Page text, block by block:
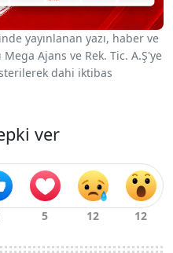
yayınlanan yazı, haber ve
Ajans ve Rek. Tic. A.Ş'ye
dahi iktibas
ver